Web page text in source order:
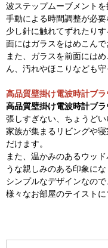
波ステップムーブメントを
手動による時間調整が必要
少し針に触れてずれたり
面にはガラスをはめこんで
また、ガラスを前面には
ん、汚れやほこりなども
高品質壁掛け電波時計ブ
高品質壁掛け電波時計ブラ
張しすぎない、ちょうどい
家族が集まるリビングや
だけます。
また、温かみのあるウッ
うな親しみのある印象にな
シンプルなデザインなの
様々なお部屋のテイストに